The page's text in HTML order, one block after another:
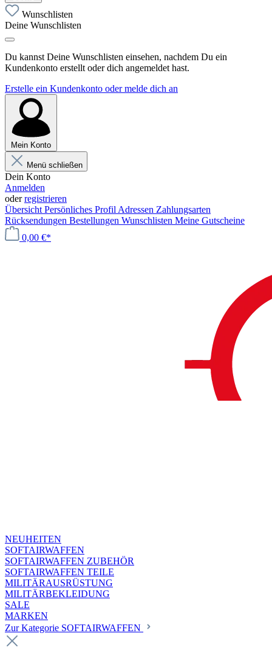
Wunschlisten
Deine Wunschlisten
Du kannst Deine Wunschlisten einsehen, nachdem Du ein
Kundenkonto erstellt oder dich angemeldet hast.
Erstelle ein Kundenkonto oder melde dich an
Mein Konto
Menü schließen
Dein Konto
Anmelden
oderregistrieren
Übersicht Persönliches Profil Adressen Zahlungsarten
Rücksendungen Bestellungen Wunschlisten Meine Gutscheine
0,00 €*
NEUHEITEN
SOFTAIRWAFFEN
SOFTAIRWAFFEN ZUBEHÖR
SOFTAIRWAFFEN TEILE
MILITÄRAUSRÜSTUNG
MILITÄRBEKLEIDUNG
SALE
MARKEN
Zur Kategorie SOFTAIRWAFFEN